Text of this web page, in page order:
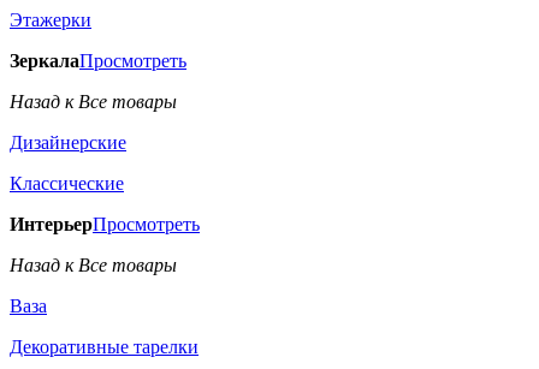
Этажерки
ЗеркалаПросмотреть
Назад к Все товары
Дизайнерские
Классические
ИнтерьерПросмотреть
Назад к Все товары
Ваза
Декоративные тарелки